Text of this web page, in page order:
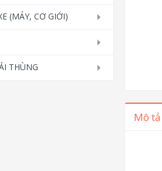
(MÁY, CƠ GIỚI)
THÙNG
Mô tả